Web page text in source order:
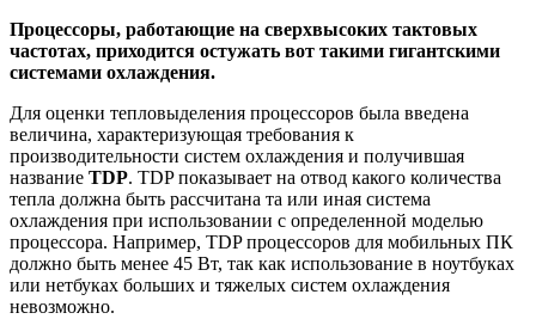
Процессоры, работающие на сверхвысоких тактовых
частотах, приходится остужать вот такими гигантскими
системами охлаждения.
Для оценки тепловыделения процессоров была введена
величина, характеризующая требования к
производительности систем охлаждения и получившая
название TDP. TDP показывает на отвод какого количества
тепла должна быть рассчитана та или иная система
охлаждения при использовании с определенной моделью
процессора. Например, TDP процессоров для мобильных ПК
должно быть менее 45 Вт, так как использование в ноутбуках
или нетбуках больших и тяжелых систем охлаждения
невозможно.